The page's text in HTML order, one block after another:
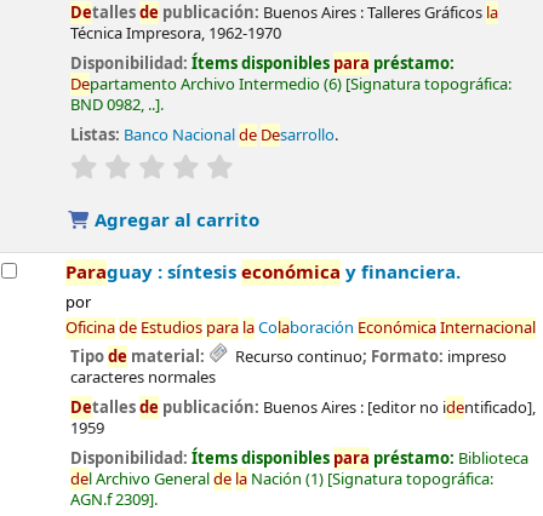
Detallesde publicación: Buenos Aires :Talleres Gráficos la
Técnica Impresora, 1962-1970
Disponibilidad:Ítems disponibles para préstamo:
Departamento Archivo Intermedio(6) Signatura topográfica:
BND 0982, .. .
Listas: Banco Nacionalde Desarrollo.
valoración
Agregar al carrito
Paraguay : síntesiseconómica y financiera.
por
Oficinade Estudios para laColaboración EconómicaInternacional
Tipode material: Recurso continuo; Formato: impreso
caracteres normales
Detallesde publicación: Buenos Aires : [editor no identificado],
1959
Disponibilidad:Ítems disponibles para préstamo: Biblioteca
del Archivo Generalde la Nación (1) Signatura topográfica:
AGN.f 2309 .